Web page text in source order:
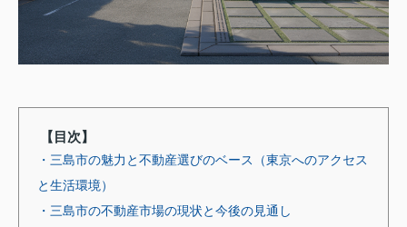
【目次】
・三島市の魅力と不動産選びのベース（東京へのアクセス
と生活環境）
・三島市の不動産市場の現状と今後の見通し